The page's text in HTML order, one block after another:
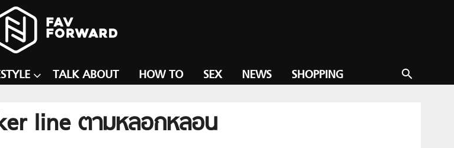
search
TALK ABOUT HOW TO SEX NEWS SHOPPING
line ตามหลอกหลอน